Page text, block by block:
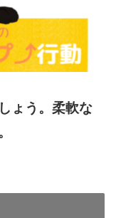
ょう。柔軟な